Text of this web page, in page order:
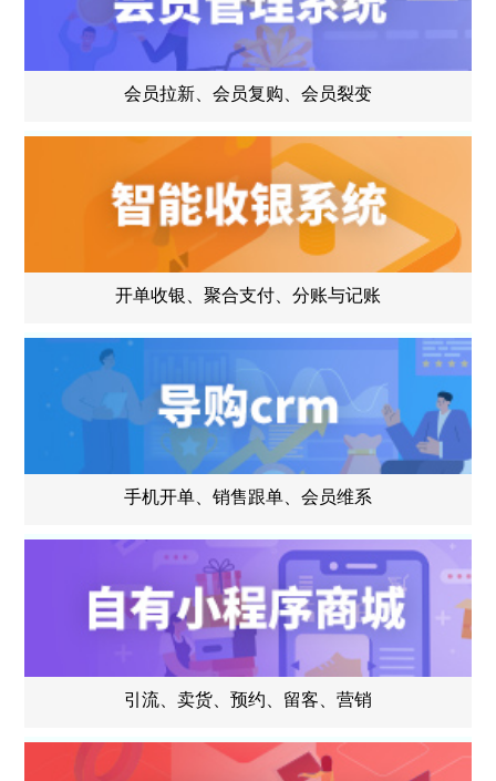
会员拉新、会员复购、会员裂变
开单收银、聚合支付、分账与记账
手机开单、销售跟单、会员维系
引流、卖货、预约、留客、营销